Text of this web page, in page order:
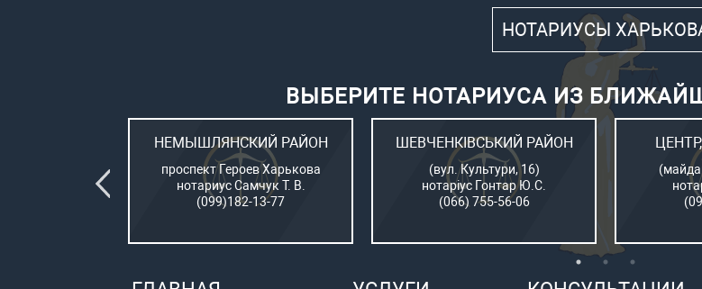
НОТАРИУСЫ
ВЫБЕРИТЕ НОТАРИУСА ИЗ
НЕМЫШЛЯНСКИЙ РАЙОН
проспект Героев Харькова
нотариус Самчук Т. В.
(099)182-13-77
ШЕВЧЕНКІВСЬКИЙ РАЙОН
(вул. Культури, 16)
нотаріус Гонтар Ю.С.
(066) 755-56-06